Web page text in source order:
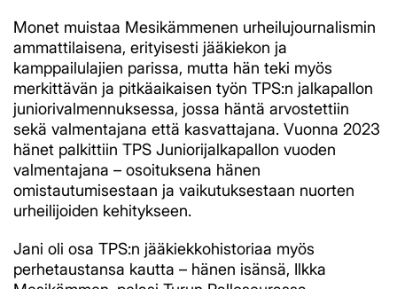
Monet muistaa Mesikämmenen urheilujournalismin
ammattilaisena, erityisesti jääkiekon ja
kamppailulajien parissa, mutta hän teki myös
merkittävän ja pitkäaikaisen työn TPS:n jalkapallon
juniorivalmennuksessa, jossa häntä arvostettiin
sekä valmentajana että kasvattajana. Vuonna 2023
hänet palkittiin TPS Juniorijalkapallon vuoden
valmentajana – osoituksena hänen
omistautumisestaan ja vaikutuksestaan nuorten
urheilijoiden kehitykseen.
Jani oli osa TPS:n jääkiekkohistoriaa myös
perhetaustansa kautta – hänen isänsä, Ilkka